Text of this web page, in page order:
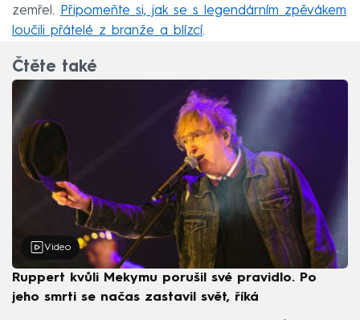
zemřel. Připomeňte si, jak se s legendárním zpěvákem
loučili přátelé z branže a blízcí.
Čtěte také
Video
Ruppert kvůli Mekymu porušil své pravidlo. Po
jeho smrti se načas zastavil svět, říká